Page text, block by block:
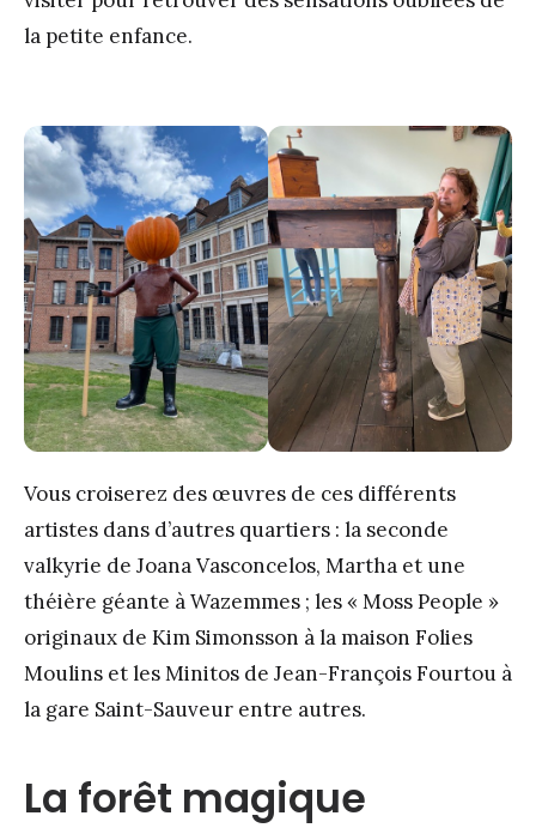
la petite enfance.
Vous croiserez des œuvres de ces différents
artistes dans d’autres quartiers : la seconde
valkyrie de Joana Vasconcelos, Martha et une
théière géante à Wazemmes ; les « Moss People »
originaux de Kim Simonsson à la maison Folies
Moulins et les Minitos de Jean-François Fourtou à
la gare Saint-Sauveur entre autres.
La forêt magique